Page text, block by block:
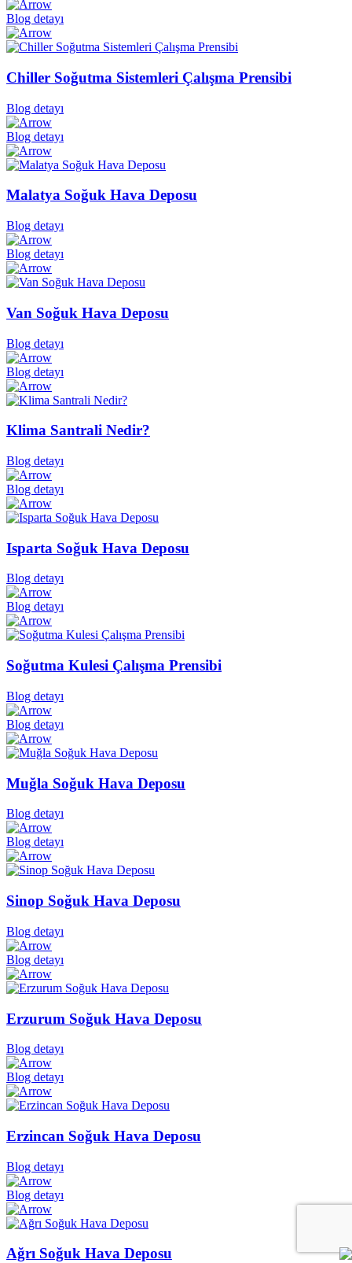
Blog detayı
Chiller Soğutma Sistemleri Çalışma Prensibi
Blog detayı
Blog detayı
Malatya Soğuk Hava Deposu
Blog detayı
Blog detayı
Van Soğuk Hava Deposu
Blog detayı
Blog detayı
Klima Santrali Nedir?
Blog detayı
Blog detayı
Isparta Soğuk Hava Deposu
Blog detayı
Blog detayı
Soğutma Kulesi Çalışma Prensibi
Blog detayı
Blog detayı
Muğla Soğuk Hava Deposu
Blog detayı
Blog detayı
Sinop Soğuk Hava Deposu
Blog detayı
Blog detayı
Erzurum Soğuk Hava Deposu
Blog detayı
Blog detayı
Erzincan Soğuk Hava Deposu
Blog detayı
Blog detayı
Ağrı Soğuk Hava Deposu